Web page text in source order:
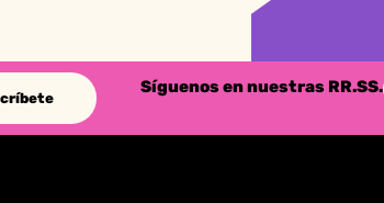
Síguenos en nuestras RR.SS.